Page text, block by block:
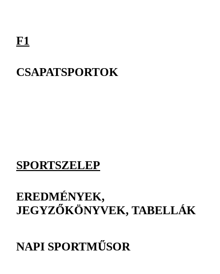
F1
CSAPATSPORTOK
SPORTSZELEP
EREDMÉNYEK,
JEGYZŐKÖNYVEK, TABELLÁK
NAPI SPORTMŰSOR